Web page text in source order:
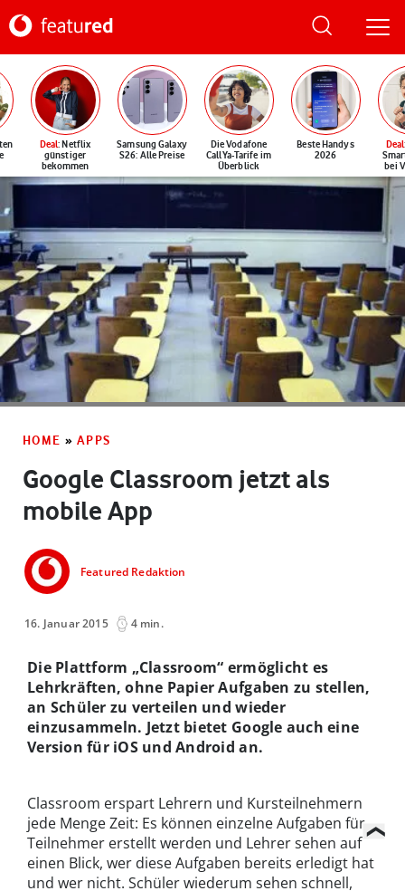
Deal: Netflix
günstiger
bekommen
Samsung Galaxy
S26: Alle Preise
Die Vodafone
CallYa-Tarife im
Überblick
Beste Handys
2026
Deal
bei
HOME » APPS
Google Classroom jetzt als
mobile App
Featured Redaktion
16. Januar 2015 4 min.
Die Plattform „Classroom“ ermöglicht es
Lehrkräften, ohne Papier Aufgaben zu stellen,
an Schüler zu verteilen und wieder
einzusammeln. Jetzt bietet Google auch eine
Version für iOS und Android an.
Classroom erspart Lehrern und Kursteilnehmern
jede Menge Zeit: Es können einzelne Aufgaben für
Teilnehmer erstellt werden und Lehrer sehen auf
einen Blick, wer diese Aufgaben bereits erledigt hat
und wer nicht. Schüler wiederum sehen schnell,